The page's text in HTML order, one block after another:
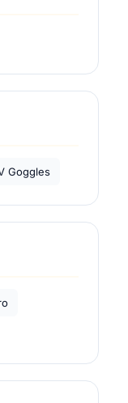
Goggles